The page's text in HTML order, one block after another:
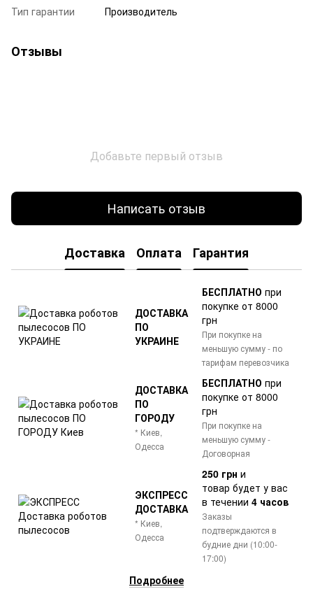
Тип гарантии
Производитель
Отзывы
Добавьте первый отзыв
Написать отзыв
Доставка Оплата Гарантия
ДОСТАВКА
ПО
УКРАИНЕ
БЕСПЛАТНО при
покупке от 8000
грн
При покупке на
меньшую сумму - по
тарифам перевозчика
ДОСТАВКА
ПО
ГОРОДУ
* Киев,
Одесса
БЕСПЛАТНО при
покупке от 8000
грн
При покупке на
меньшую сумму -
Договорная
ЭКСПРЕСС
ДОСТАВКА
* Киев,
Одесса
250 грн и
товар будет у вас
в течении 4 часов
Заказы
подтверждаются в
будние дни (10:00-
17:00)
Подробнее